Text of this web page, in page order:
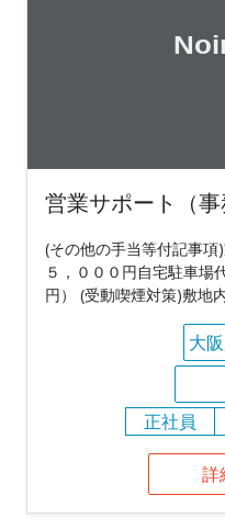
営業サポート（事
(その他の手当等付記事項
５，０００円自宅駐車場
円） (受動喫煙対策)敷地
大
正社員
詳